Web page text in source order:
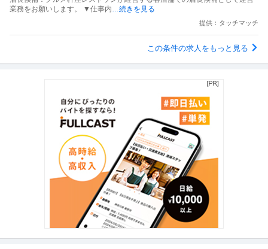
業務をお願いします。 ▼仕事内 …続きを見る
提供：タッチマッチ
この条件の求人をもっと見る